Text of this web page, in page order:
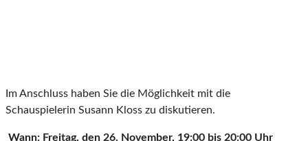
Im Anschluss haben Sie die Möglichkeit mit die
Schauspielerin Susann Kloss zu diskutieren.
Wann: Freitag, den 26. November, 19:00 bis 20:00 Uhr